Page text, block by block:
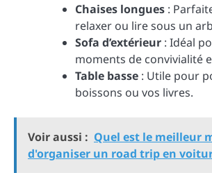
Chaises longues :
relaxer ou lire sous un
Sofa d’extérieur : Idéal
moments de convivialité
Table basse : Utile pour
boissons ou vos livres.
Voir aussi : Quel est le meilleur
d'organiser un road trip en